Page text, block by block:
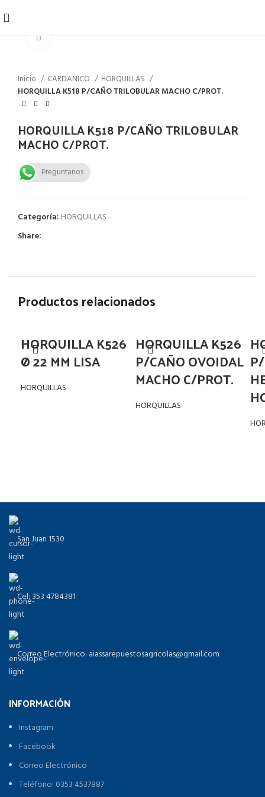
Inicio CARDANICO
HORQUILLAS
HORQUILLA K518 P/CAÑO TRILOBULAR MACHO C/PROT.
HORQUILLA K518 P/CAÑO TRILOBULAR
MACHO C/PROT.
Preguntanos
Categoría: HORQUILLAS
Share:
Productos relacionados
HORQUILLA K526
Ø 22 MM LISA
HORQUILLAS
HORQUILLA K526
P/CAÑO OVOIDAL
MACHO C/PROT.
HORQUILLAS
San Juan 1530
Cel: 353 4784381
Correo Electrónico: aiassarepuestosagricolas@gmail.com
INFORMACIÓN
Instagram
Facebook
Correo Electrónico
Teléfono: 0353 4537887